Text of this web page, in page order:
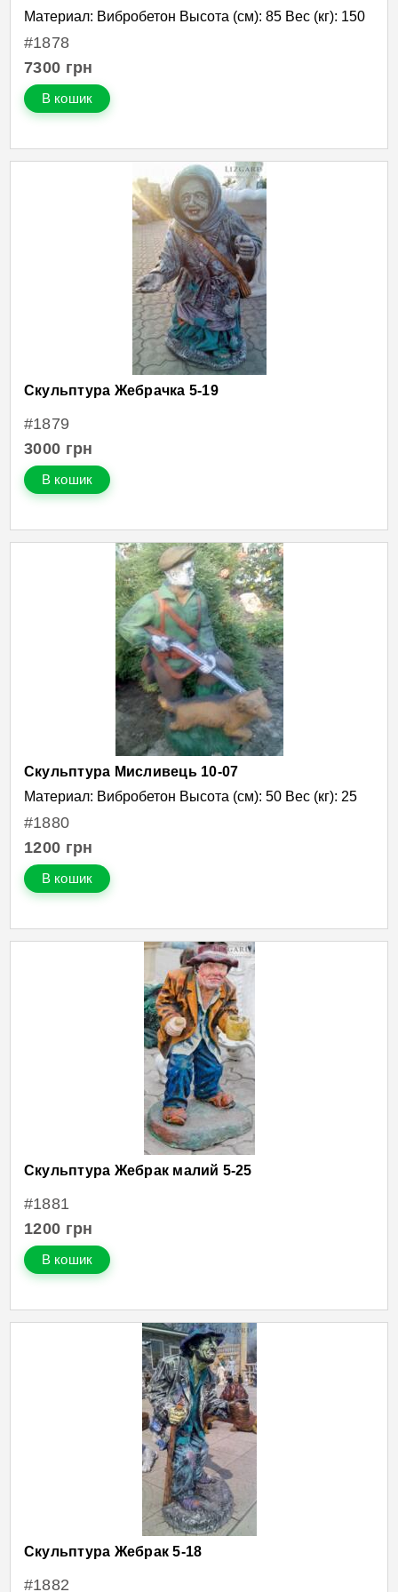
Материал: Вибробетон Высота (см): 85 Вес (кг): 150
#1878
7300 грн
В кошик
Скульптура Жебрачка 5-19
#1879
3000 грн
В кошик
Скульптура Мисливець 10-07
Материал: Вибробетон Высота (см): 50 Вес (кг): 25
#1880
1200 грн
В кошик
Скульптура Жебрак малий 5-25
#1881
1200 грн
В кошик
Скульптура Жебрак 5-18
#1882